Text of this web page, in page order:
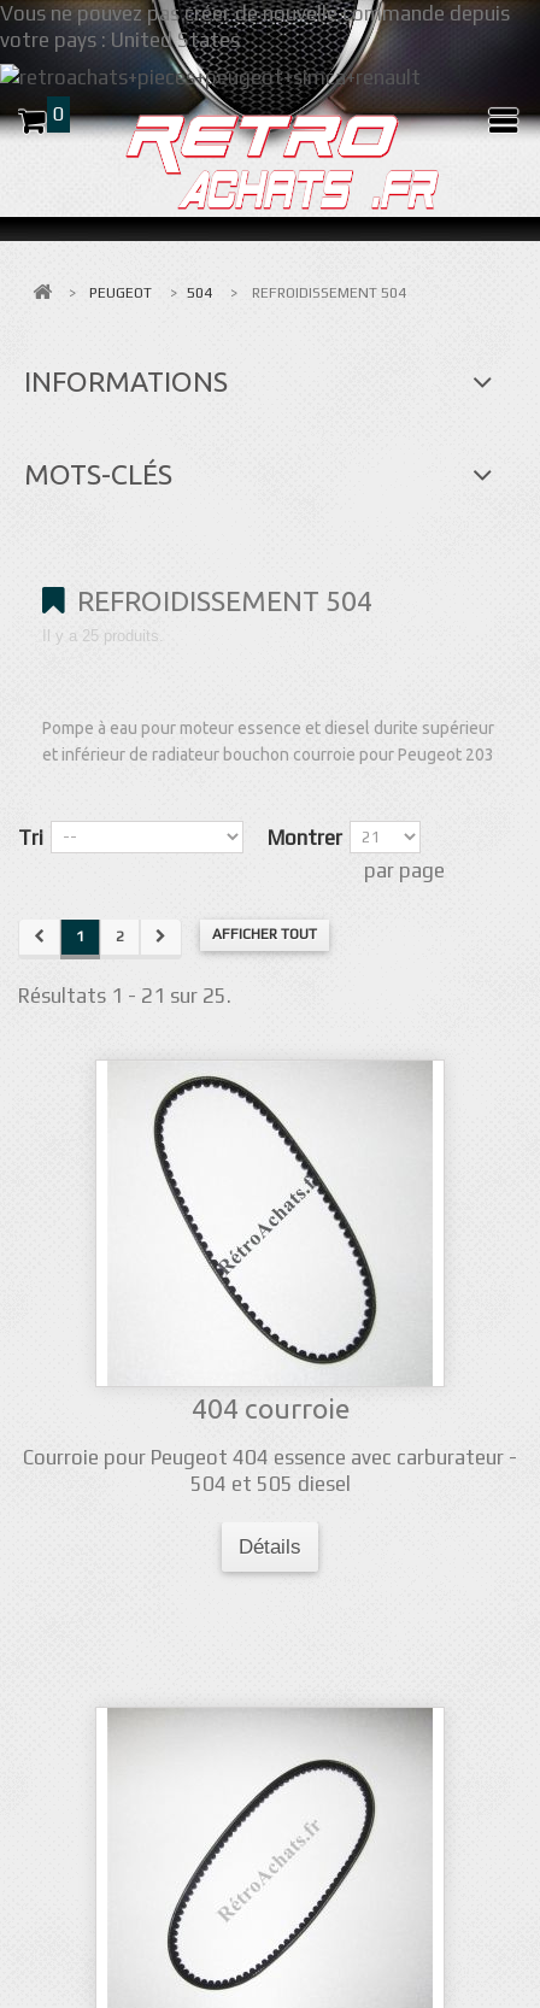
Vous ne pouvez pas créer de nouvelle commande depuis
votre pays : United States
0
> PEUGEOT > 504 > REFROIDISSEMENT 504
INFORMATIONS
MOTS-CLÉS
REFROIDISSEMENT 504
Il y a 25 produits.
Pompe à eau pour moteur essence et diesel durite supérieur
et inférieur de radiateur bouchon courroie pour Peugeot 203
Tri
Montrer
par page
AFFICHER TOUT
1 2
Résultats 1 - 21 sur 25.
404 courroie
Courroie pour Peugeot 404 essence avec carburateur -
504 et 505 diesel
Détails